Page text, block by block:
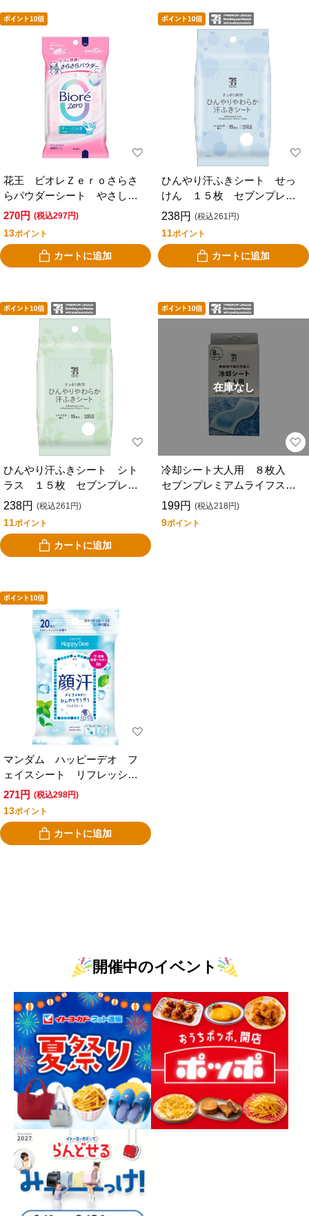
花王 ビオレＺｅｒｏさらさ
らパウダーシート やさしい
せっけんの香り １０枚
270円 (税込297円)
13ポイント
カートに追加
ひんやり汗ふきシート せっ
けん １５枚 セブンプレミ
アムライフスタイル
238円 (税込261円)
11ポイント
カートに追加
ひんやり汗ふきシート シト
ラス １５枚 セブンプレミ
アムライフスタイル
238円 (税込261円)
11ポイント
カートに追加
在庫なし
冷却シート大人用 ８枚入
セブンプレミアムライフスタ
イル
199円 (税込218円)
9ポイント
マンダム ハッピーデオ フ
ェイスシート リフレッシュ
ミント ２０枚
271円 (税込298円)
13ポイント
カートに追加
開催中のイベント